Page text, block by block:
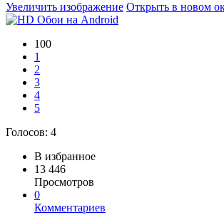
Увеличить изображение Открыть в новом
100
1
2
3
4
5
Голосов: 4
В избранное
13 446
Просмотров
0
Комментариев